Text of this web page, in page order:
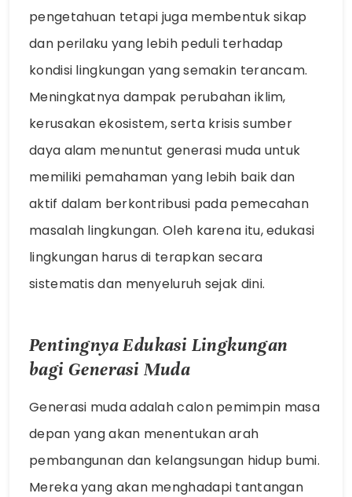
pengetahuan tetapi juga membentuk sikap
dan perilaku yang lebih peduli terhadap
kondisi lingkungan yang semakin terancam.
Meningkatnya dampak perubahan iklim,
kerusakan ekosistem, serta krisis sumber
daya alam menuntut generasi muda untuk
memiliki pemahaman yang lebih baik dan
aktif dalam berkontribusi pada pemecahan
masalah lingkungan. Oleh karena itu, edukasi
lingkungan harus di terapkan secara
sistematis dan menyeluruh sejak dini.
Pentingnya Edukasi Lingkungan
bagi Generasi Muda
Generasi muda adalah calon pemimpin masa
depan yang akan menentukan arah
pembangunan dan kelangsungan hidup bumi.
Mereka yang akan menghadapi tantangan